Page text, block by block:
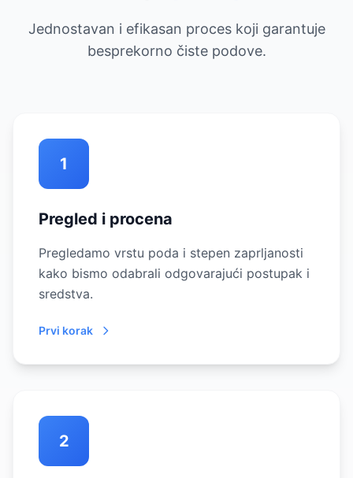
Jednostavan i efikasan proces koji garantuje
besprekorno čiste podove.
1
Pregled i procena
Pregledamo vrstu poda i stepen zaprljanosti
kako bismo odabrali odgovarajući postupak i
sredstva.
Prvi korak
2